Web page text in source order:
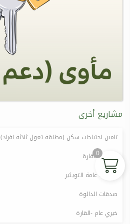
مشاريع أخرى
تامين احتياجات سكن (مطلقة تعول ثلاثة افراد)
صدقات القارة
صدقات عامة التويثير
صدقات الدالوة
خيري عام -القارة
0